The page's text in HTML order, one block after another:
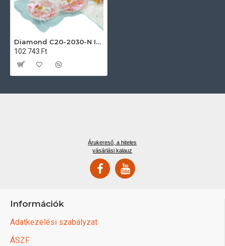
Diamond C20-2030-N Ipari konyhai előkészítés
102 743 Ft
Árukereső, a hiteles
vásárlási kalauz
Információk
Adatkezelési szabályzat
ÁSZF